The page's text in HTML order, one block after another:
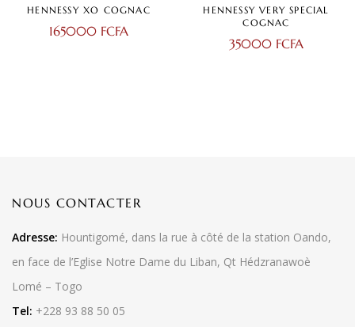
HENNESSY XO COGNAC
165000 FCFA
HENNESSY VERY SPECIAL
COGNAC
35000 FCFA
NOUS CONTACTER
Adresse: Hountigomé, dans la rue à côté de la station Oando,
en face de l’Eglise Notre Dame du Liban, Qt Hédzranawoè
Lomé – Togo
Tel: +228 93 88 50 05